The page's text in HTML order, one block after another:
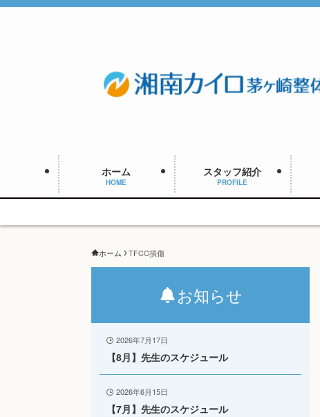
ホーム
HOME
スタッフ紹介
PROFILE
ホーム TFCC損傷
お知らせ
2026年7月17日
【8月】先生のスケジュール
2026年6月15日
【7月】先生のスケジュール